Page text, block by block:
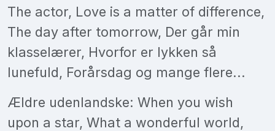
The actor, Love is a matter of difference,
The day after tomorrow, Der går min
klasselærer, Hvorfor er lykken så
lunefuld, Forårsdag og mange flere...
Ældre udenlandske: When you wish
upon a star, What a wonderful world,